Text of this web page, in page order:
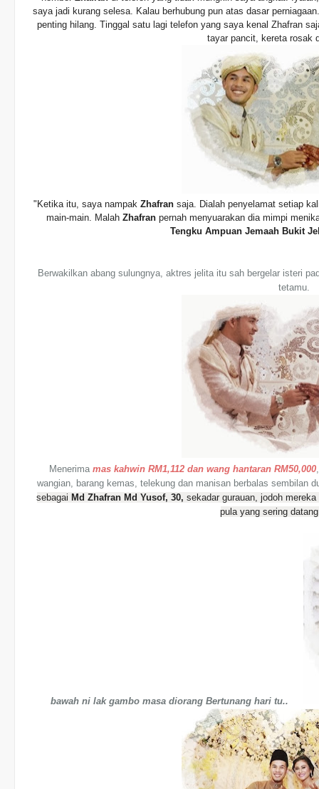
saya jadi kurang selesa. Kalau berhubung pun atas dasar
penting hilang. Tinggal satu lagi telefon yang saya kenal Zhafran
tayar pancit, kereta rosak
"Ketika itu, saya nampak Zhafran saja. Dialah penyelamat setiap
main-main. MalahZhafran pernah menyuarakan dia mimpi
Tengku Ampuan Jemaah Bukit
Berwakilkan abang sulungnya, aktres jelita itu sah bergelar isteri
tetamu.
Menerimamas kahwin RM1,112 dan wang hantaran RM50,000
wangian, barang kemas, telekung dan manisan berbalas sembilan
sebagai Md Zhafran Md Yusof, 30, sekadar gurauan, jodoh
pula yang sering
bawah ni lak gambo masa diorang Bertunang hari tu..